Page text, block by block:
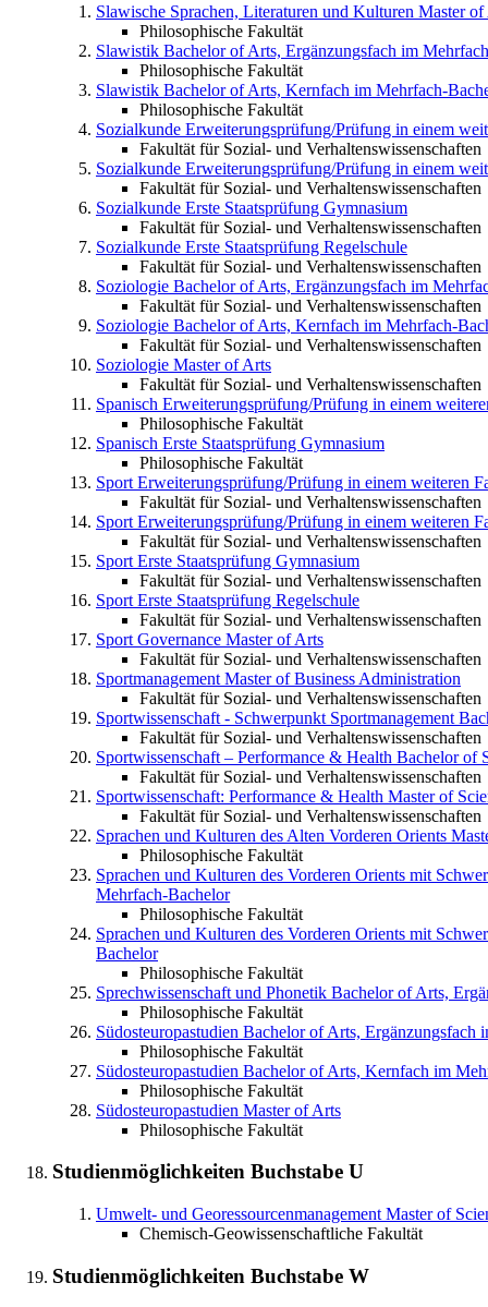
Slawische Sprachen, Literaturen und Kulturen Master of
Philosophische Fakultät
Slawistik Bachelor of Arts, Ergänzungsfach im
Philosophische Fakultät
Slawistik Bachelor of Arts, Kernfach im Mehrfach-
Philosophische Fakultät
Sozialkunde Erweiterungsprüfung/Prüfung in einem
Fakultät für Sozial- und Verhaltenswissenschaften
Sozialkunde Erweiterungsprüfung/Prüfung in einem
Fakultät für Sozial- und Verhaltenswissenschaften
Sozialkunde Erste Staatsprüfung Gymnasium
Fakultät für Sozial- und Verhaltenswissenschaften
Sozialkunde Erste Staatsprüfung Regelschule
Fakultät für Sozial- und Verhaltenswissenschaften
Soziologie Bachelor of Arts, Ergänzungsfach im
Fakultät für Sozial- und Verhaltenswissenschaften
Soziologie Bachelor of Arts, Kernfach im Mehrfach-
Fakultät für Sozial- und Verhaltenswissenschaften
Soziologie Master of Arts
Fakultät für Sozial- und Verhaltenswissenschaften
Spanisch Erweiterungsprüfung/Prüfung in einem
Philosophische Fakultät
Spanisch Erste Staatsprüfung Gymnasium
Philosophische Fakultät
Sport Erweiterungsprüfung/Prüfung in einem weiteren
Fakultät für Sozial- und Verhaltenswissenschaften
Sport Erweiterungsprüfung/Prüfung in einem weiteren
Fakultät für Sozial- und Verhaltenswissenschaften
Sport Erste Staatsprüfung Gymnasium
Fakultät für Sozial- und Verhaltenswissenschaften
Sport Erste Staatsprüfung Regelschule
Fakultät für Sozial- und Verhaltenswissenschaften
Sport Governance Master of Arts
Fakultät für Sozial- und Verhaltenswissenschaften
Sportmanagement Master of Business Administration
Fakultät für Sozial- und Verhaltenswissenschaften
Sportwissenschaft - Schwerpunkt Sportmanagement
Fakultät für Sozial- und Verhaltenswissenschaften
Sportwissenschaft –​ Performance & Health Bachelor of
Fakultät für Sozial- und Verhaltenswissenschaften
Sportwissenschaft: Performance & Health Master of
Fakultät für Sozial- und Verhaltenswissenschaften
Sprachen und Kulturen des Alten Vorderen Orients
Philosophische Fakultät
Sprachen und Kulturen des Vorderen Orients mit
Mehrfach-Bachelor
Philosophische Fakultät
Sprachen und Kulturen des Vorderen Orients mit
Bachelor
Philosophische Fakultät
Sprechwissenschaft und Phonetik Bachelor of Arts,
Philosophische Fakultät
Südosteuropastudien Bachelor of Arts, Ergänzungsfach
Philosophische Fakultät
Südosteuropastudien Bachelor of Arts, Kernfach im
Philosophische Fakultät
Südosteuropastudien Master of Arts
Philosophische Fakultät
Studienmöglichkeiten Buchstabe U
Umwelt- und Georessourcenmanagement Master of
Chemisch-Geowissenschaftliche Fakultät
Studienmöglichkeiten Buchstabe W